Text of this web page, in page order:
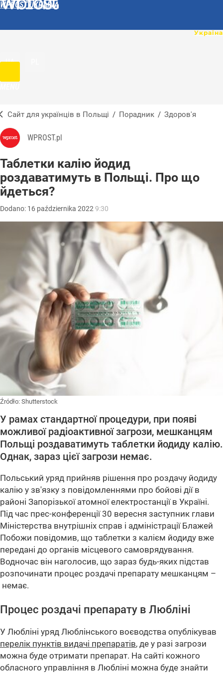
WPROST UKRAINA
UA
Сайт для українців в Польщі / Порадник / Здоров'я
WPROST.pl
Таблетки калію йодид
роздаватимуть в Польщі. Про що
йдеться?
Dodano: 16 października 2022 9:30
Źródło: Shutterstock
У рамах стандартної процедури, при появі
можливої радіоактивної загрози, мешканцям
Польщі роздаватимуть таблетки йодиду калію.
Однак, зараз цієї загрози немає.
Польський уряд прийняв рішення про роздачу йодиду
калію у зв'язку з повідомленнями про бойові дії в
районі Запорізької атомної електростанції в Україні.
Під час прес-конференції 30 вересня заступник глави
Міністерства внутрішніх справ і адміністрації Блажей
Побожи повідомив, що таблетки з калієм йодиду вже
передані до органів місцевого самоврядування.
Водночас він наголосив, що зараз будь-яких підстав
розпочинати процес роздачі препарату мешканцям –
немає.
Процес роздачі препарату в Любліні
У Любліні уряд Люблінського воєводства опублікував
перелік пунктів видачі препаратів, де у разі загрози
можна буде отримати препарат. На сайті кожного
обласного управління в Любліні можна буде знайти